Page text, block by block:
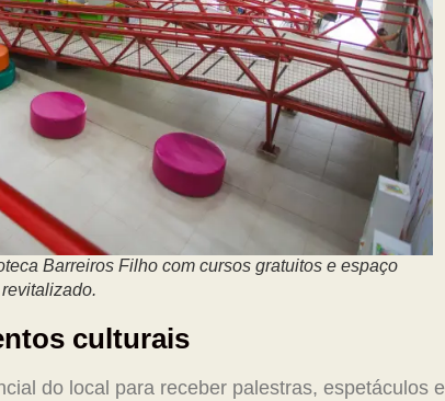
Barreiros Filho com cursos gratuitos e espaço
revitalizado.
culturais
do local para receber palestras, espetáculos e